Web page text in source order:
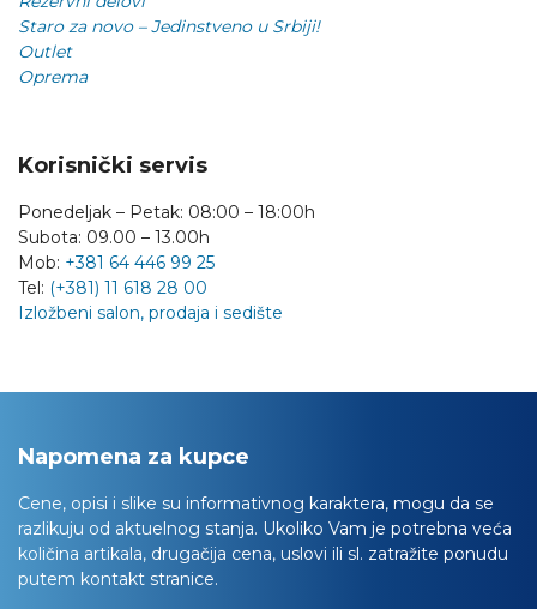
Staro za novo – Jedinstveno u Srbiji!
Outlet
Oprema
Korisnički servis
Ponedeljak – Petak: 08:00 – 18:00h
Subota: 09.00 – 13.00h
Mob: +381 64 446 99 25
Tel: (+381) 11 618 28 00
Izložbeni salon, prodaja i sedište
Napomena za kupce
Cene, opisi i slike su informativnog karaktera, mogu da se
razlikuju od aktuelnog stanja. Ukoliko Vam je potrebna veća
količina artikala, drugačija cena, uslovi ili sl. zatražite ponudu
putem kontakt stranice.